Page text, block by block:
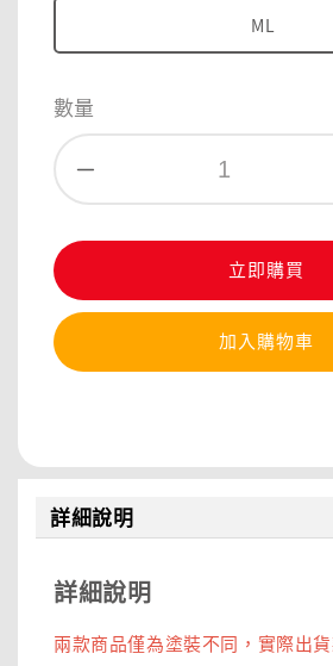
ML
數量
立即購買
加入購物車
詳細說明
詳細說明
兩款商品僅為塗裝不同，實際出